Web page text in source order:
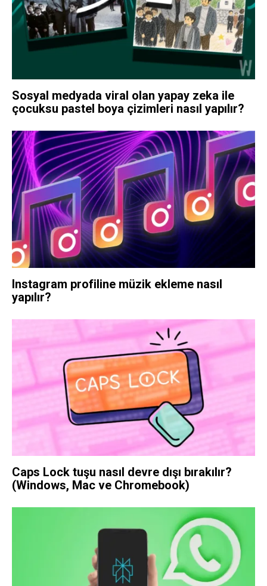
Sosyal medyada viral olan yapay zeka ile
çocuksu pastel boya çizimleri nasıl yapılır?
Instagram profiline müzik ekleme nasıl
yapılır?
Caps Lock tuşu nasıl devre dışı bırakılır?
(Windows, Mac ve Chromebook)